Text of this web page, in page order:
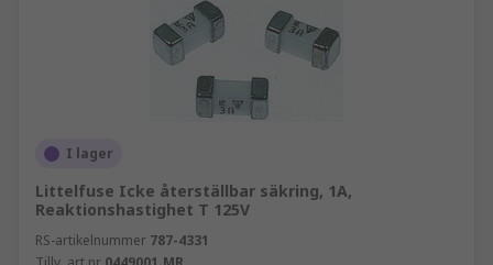
I lager
Littelfuse Icke återställbar säkring, 1A,
Reaktionshastighet T 125V
RS-artikelnummer 787-4331